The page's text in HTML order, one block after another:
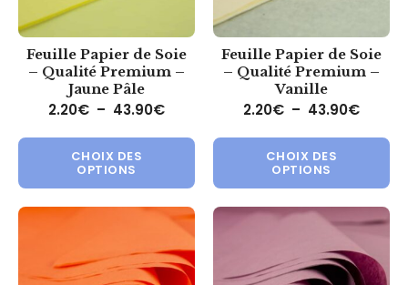
Feuille Papier de Soie
– Qualité Premium –
Jaune Pâle
2.20€ – 43.90€Plage de prix : 2.20€ à 43.90€
CHOIX DES
OPTIONS
Ce produit a plusieurs
Feuille Papier de Soie
– Qualité Premium –
Vanille
2.20€ – 43.90€Plage
CHOIX DES
OPTIONS